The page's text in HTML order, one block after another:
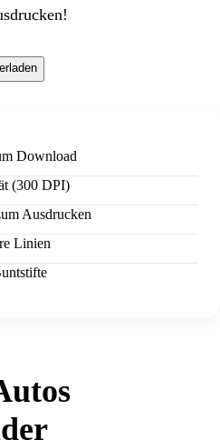
Download
(300 DPI)
Ausdrucken
Linien